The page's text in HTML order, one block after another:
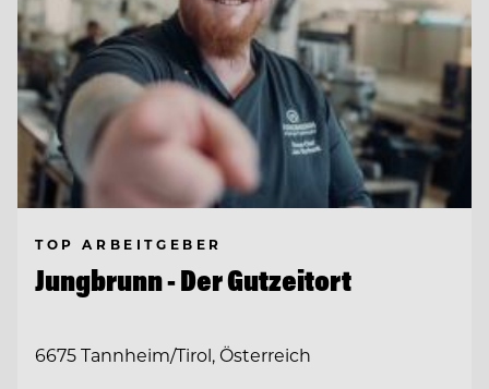
TOP ARBEITGEBER
Jungbrunn - Der Gutzeitort
6675 Tannheim/Tirol, Österreich